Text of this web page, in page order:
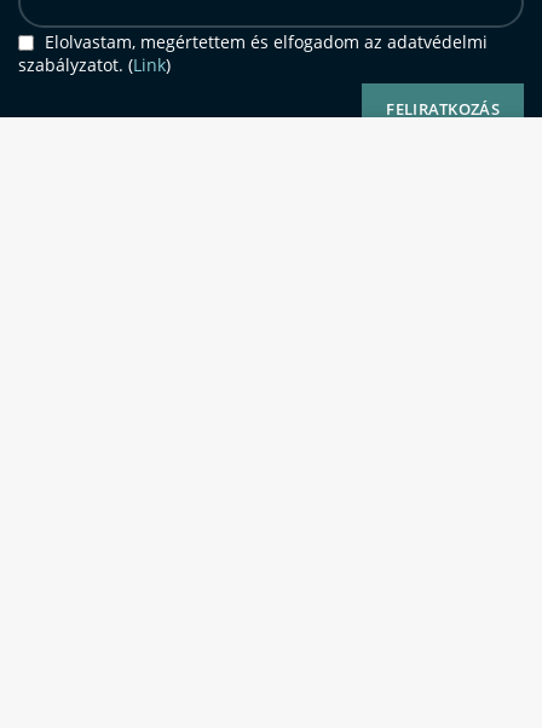
Elolvastam, megértettem és elfogadom az adatvédelmi
szabályzatot. (Link)